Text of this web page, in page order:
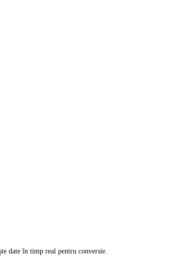
date în timp real pentru conversie.